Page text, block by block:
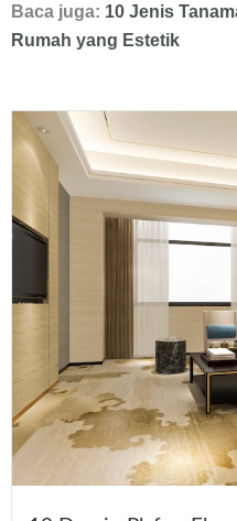
Baca juga: 10 Jenis
Rumah yang Estetik